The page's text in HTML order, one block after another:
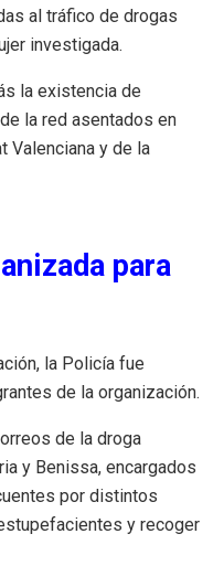
al tráfico de drogas
investigada.
la existencia de
la red asentados en
Valenciana y de la
para
la Policía fue
de la organización.
de la droga
y Benissa, encargados
por distintos
y recoger